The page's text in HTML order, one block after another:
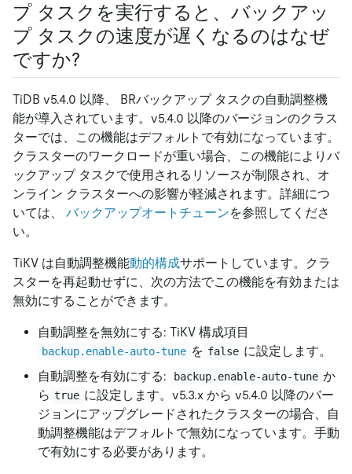
プ タスクを実行すると、バックアッ
プ タスクの速度が遅くなるのはなぜ
ですか?
TiDB v5.4.0 以降、 BRバックアップ タスクの自動調整機
能が導入されています。v5.4.0 以降のバージョンのクラス
ターでは、この機能はデフォルトで有効になっています。
クラスターのワークロードが重い場合、この機能によりバ
ックアップ タスクで使用されるリソースが制限され、オ
ンライン クラスターへの影響が軽減されます。詳細につ
いては、 バックアップオートチューンを参照してくださ
い。
TiKV は自動調整機能動的構成サポートしています。クラ
スターを再起動せずに、次の方法でこの機能を有効または
無効にすることができます。
自動調整を無効にする: TiKV 構成項目
backup.enable-auto-tune を false に設定します。
自動調整を有効にする:
backup.enable-auto-tune か
ら true に設定します。v5.3.x から v5.4.0 以降のバー
ジョンにアップグレードされたクラスターの場合、自
動調整機能はデフォルトで無効になっています。手動
で有効にする必要があります。